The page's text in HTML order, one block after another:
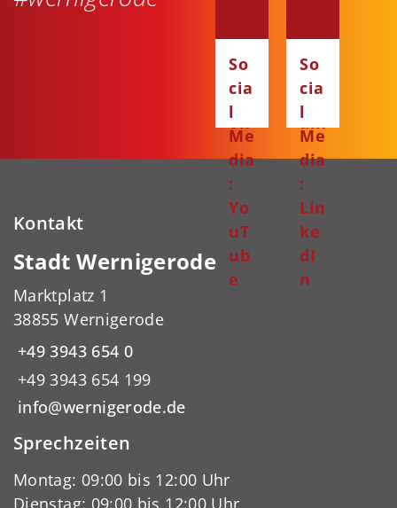
ce
bo
ok
ta
gr
am
So
cia
l
Me
dia
:
Yo
uT
ub
e
So
cia
l
Me
dia
:
Lin
ke
dI
n
Kontakt
Stadt Wernigerode
Marktplatz 1
38855 Wernigerode
+49 3943 654 0
+49 3943 654 199
info@wernigerode.de
Sprechzeiten
Montag: 09:00 bis 12:00 Uhr
Dienstag: 09:00 bis 12:00 Uhr